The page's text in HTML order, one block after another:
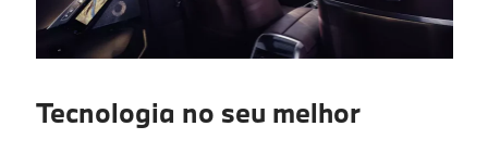
Tecnologia no seu melhor